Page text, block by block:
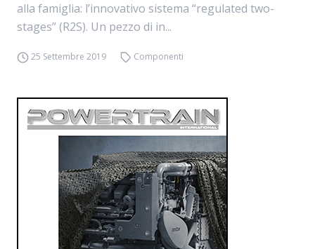
alla famiglia: l’innovativo sistema “regulated two-
stages” (R2S). Un pezzo di in...
25 Settembre 2019 Componenti